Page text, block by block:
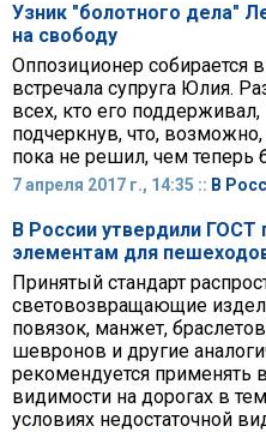
Узник "болотного дела"
на свободу
Оппозиционер собирается
встречала супруга Юлия.
всех, кто его
подчеркнув, что,
пока не решил, чем теперь
7 апреля 2017 г., 14:35 :: В
В России утвердили
элементам для
Принятый стандарт
световозвращающие
повязок, манжет,
шевронов и другие
рекомендуется применять
видимости на дорогах в
условиях недостаточной